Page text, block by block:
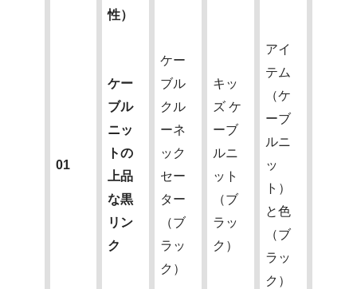
性）
01
ケー
ブル
ニッ
トの
上品
な黒
リン
ク
ケー
ブル
クル
ーネ
ック
セー
ター
（ブ
ラッ
ク）
キッ
ズ ケ
ーブ
ルニ
ット
（ブ
ラッ
ク）
アイ
テム
（ケ
ーブ
ルニ
ッ
ト）
と色
（ブ
ラッ
ク）